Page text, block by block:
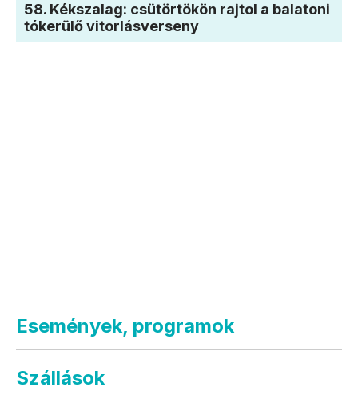
58. Kékszalag: csütörtökön rajtol a balatoni
tókerülő vitorlásverseny
Események, programok
Szállások